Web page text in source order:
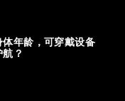
年龄，可穿戴设备
？